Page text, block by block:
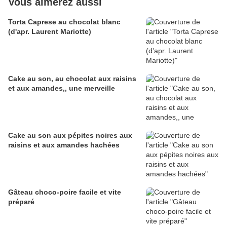
Torta Caprese au chocolat blanc
(d'apr. Laurent Mariotte)
Cake au son, au chocolat aux raisins
et aux amandes,, une merveille
Cake au son aux pépites noires aux
raisins et aux amandes hachées
Gâteau choco-poire facile et vite
préparé